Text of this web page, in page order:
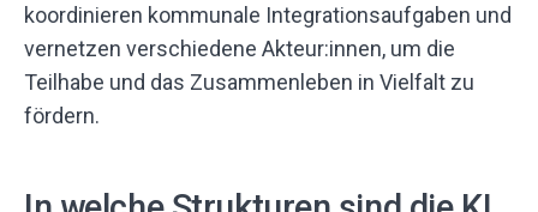
koordinieren kommunale Integrationsaufgaben und
vernetzen verschiedene Akteur:innen, um die
Teilhabe und das Zusammenleben in Vielfalt zu
fördern.